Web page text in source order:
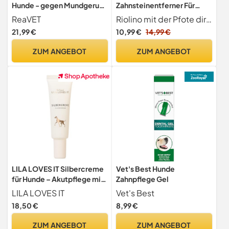
Hunde - gegen Mundgeruch
Spray Hund,
Zahnsteinentfernerspray,
Mundspray beugt Zahnstein
Zahnreinigung ohne Bürste
ReaVET
21,99 €
ZUM ANGEBOT
Zahnsteinentferner Für
Hunde - saubere Zähne Mit
Natürlichen Inhaltsstoffen -
Made in Germany -
Gegen Mundgeruch und
Riolino mit der Pfote direkt ins Herz
10,99 € 14,99 €
ZUM ANGEBOT
LILA LOVES IT Silbercreme
für Hunde – Akutpflege mit
Aloe Vera, Shea Butter und
Mikrosilber, nanofrei,
beruhigt und pflegt
LILA LOVES IT
18,50 €
ZUM ANGEBOT
Vet's Best Hunde
Zahnpflege Gel
Vet's Best
8,99 €
ZUM ANGEBOT